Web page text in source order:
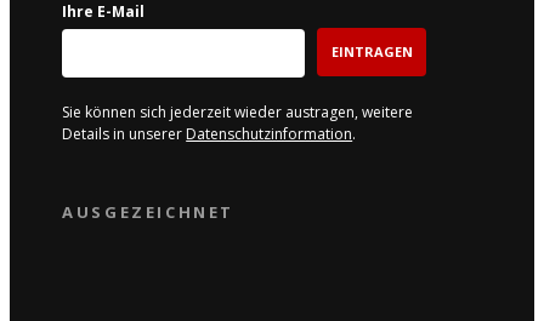
Ihre E-Mail
EINTRAGEN
Sie können sich jederzeit wieder austragen, weitere
Details in unserer Datenschutzinformation.
AUSGEZEICHNET